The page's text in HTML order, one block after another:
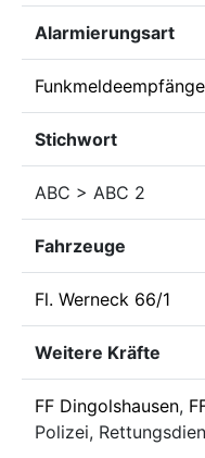
Alarmierungsart
Stichwort
ABC > ABC 2
Fahrzeuge
Fl. Werneck 66/1
Weitere Kräfte
FF Dingolshausen,
Polizei,